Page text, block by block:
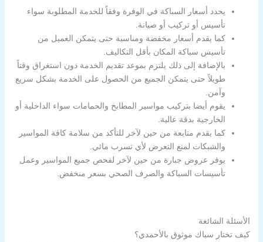
يحدد أسعار السباكة في الوفرة وفقاً للخدمة المطلوبة سواء
تأسيس أو تركيب أو صيانة.
كما يقدم أسعار مخفضة ومناسبة حتى يتمكن العميل من
تأسيس سباكة المكان بأقل التكاليف.
بالإضافة إلى ذلك يلتزم بموعد تقديم الخدمة دون استغراق وقتاً
طويلاً حتى يتمكن الجميع من الحصول على الخدمة بشكل سريع
وآمن.
يقوم أيضا بتركيب مواسير المطابخ والحمامات سواء الداخلية أو
الخارجية بدقة عالية.
كما يقدم متابعة من حين لآخر للتأكد من سلامة كافة المواسير
والشبكات لمنع التعرض لأي تسرب مائي.
يوفر عروض جبارة من حين لآخر لفحص جميع المواسير وعمل
تأسيسات السباكة والصرف الصحي بسعر منخفض.
الأسئلة الشائعة
كيف تختار سباك موثوق بالأحمدي؟